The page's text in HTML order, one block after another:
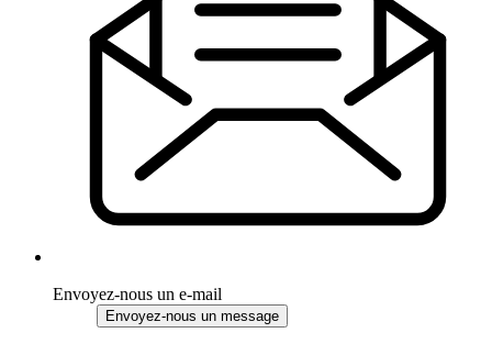
Envoyez-nous un e-mail
Envoyez-nous un message